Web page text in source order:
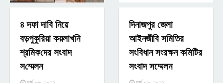
৪ দফা দাবি নিয়ে
বড়পুকুরিয়া কয়লাখ‌নি
শ্র‌মিক‌দের সংবাদ
স‌ম্মেলন
দিনাজপুর জেলা
আইনজীবি সমিতির
সংবিধান সংরক্ষন কমিটির
সংবাদ সম্মেলন